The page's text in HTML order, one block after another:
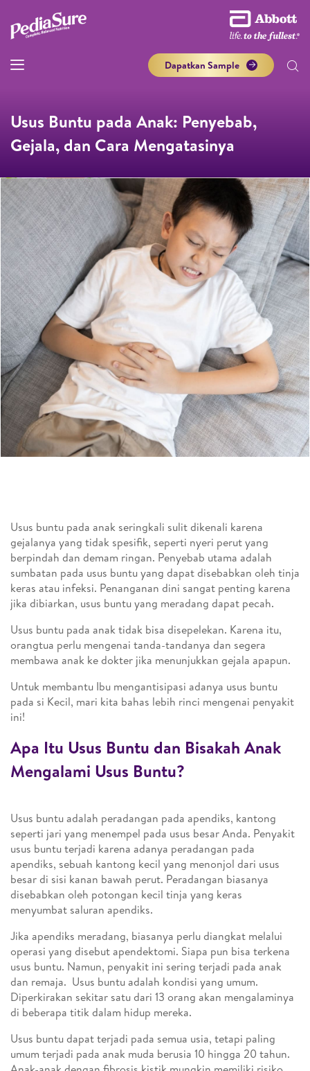
Dapatkan Sample
Usus Buntu pada Anak: Penyebab,
Gejala, dan Cara Mengatasinya
Usus buntu pada anak seringkali sulit dikenali karena
gejalanya yang tidak spesifik, seperti nyeri perut yang
berpindah dan demam ringan. Penyebab utama adalah
sumbatan pada usus buntu yang dapat disebabkan oleh tinja
keras atau infeksi. Penanganan dini sangat penting karena
jika dibiarkan, usus buntu yang meradang dapat pecah.
Usus buntu pada anak tidak bisa disepelekan. Karena itu,
orangtua perlu mengenai tanda-tandanya dan segera
membawa anak ke dokter jika menunjukkan gejala apapun.
Untuk membantu Ibu mengantisipasi adanya usus buntu
pada si Kecil, mari kita bahas lebih rinci mengenai penyakit
ini!
Apa Itu Usus Buntu dan Bisakah Anak
Mengalami Usus Buntu?
Usus buntu adalah peradangan pada apendiks, kantong
seperti jari yang menempel pada usus besar Anda. Penyakit
usus buntu terjadi karena adanya peradangan pada
apendiks, sebuah kantong kecil yang menonjol dari usus
besar di sisi kanan bawah perut. Peradangan biasanya
disebabkan oleh potongan kecil tinja yang keras
menyumbat saluran apendiks.
Jika apendiks meradang, biasanya perlu diangkat melalui
operasi yang disebut apendektomi. Siapa pun bisa terkena
usus buntu. Namun, penyakit ini sering terjadi pada anak
dan remaja. Usus buntu adalah kondisi yang umum.
Diperkirakan sekitar satu dari 13 orang akan mengalaminya
di beberapa titik dalam hidup mereka.
Usus buntu dapat terjadi pada semua usia, tetapi paling
umum terjadi pada anak muda berusia 10 hingga 20 tahun.